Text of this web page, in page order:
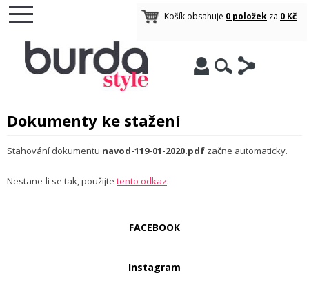
Košík obsahuje 0 položek za 0 Kč
Dokumenty ke stažení
Stahování dokumentu navod-119-01-2020.pdf začne automaticky.
Nestane-li se tak, použijte tento odkaz.
FACEBOOK
Instagram